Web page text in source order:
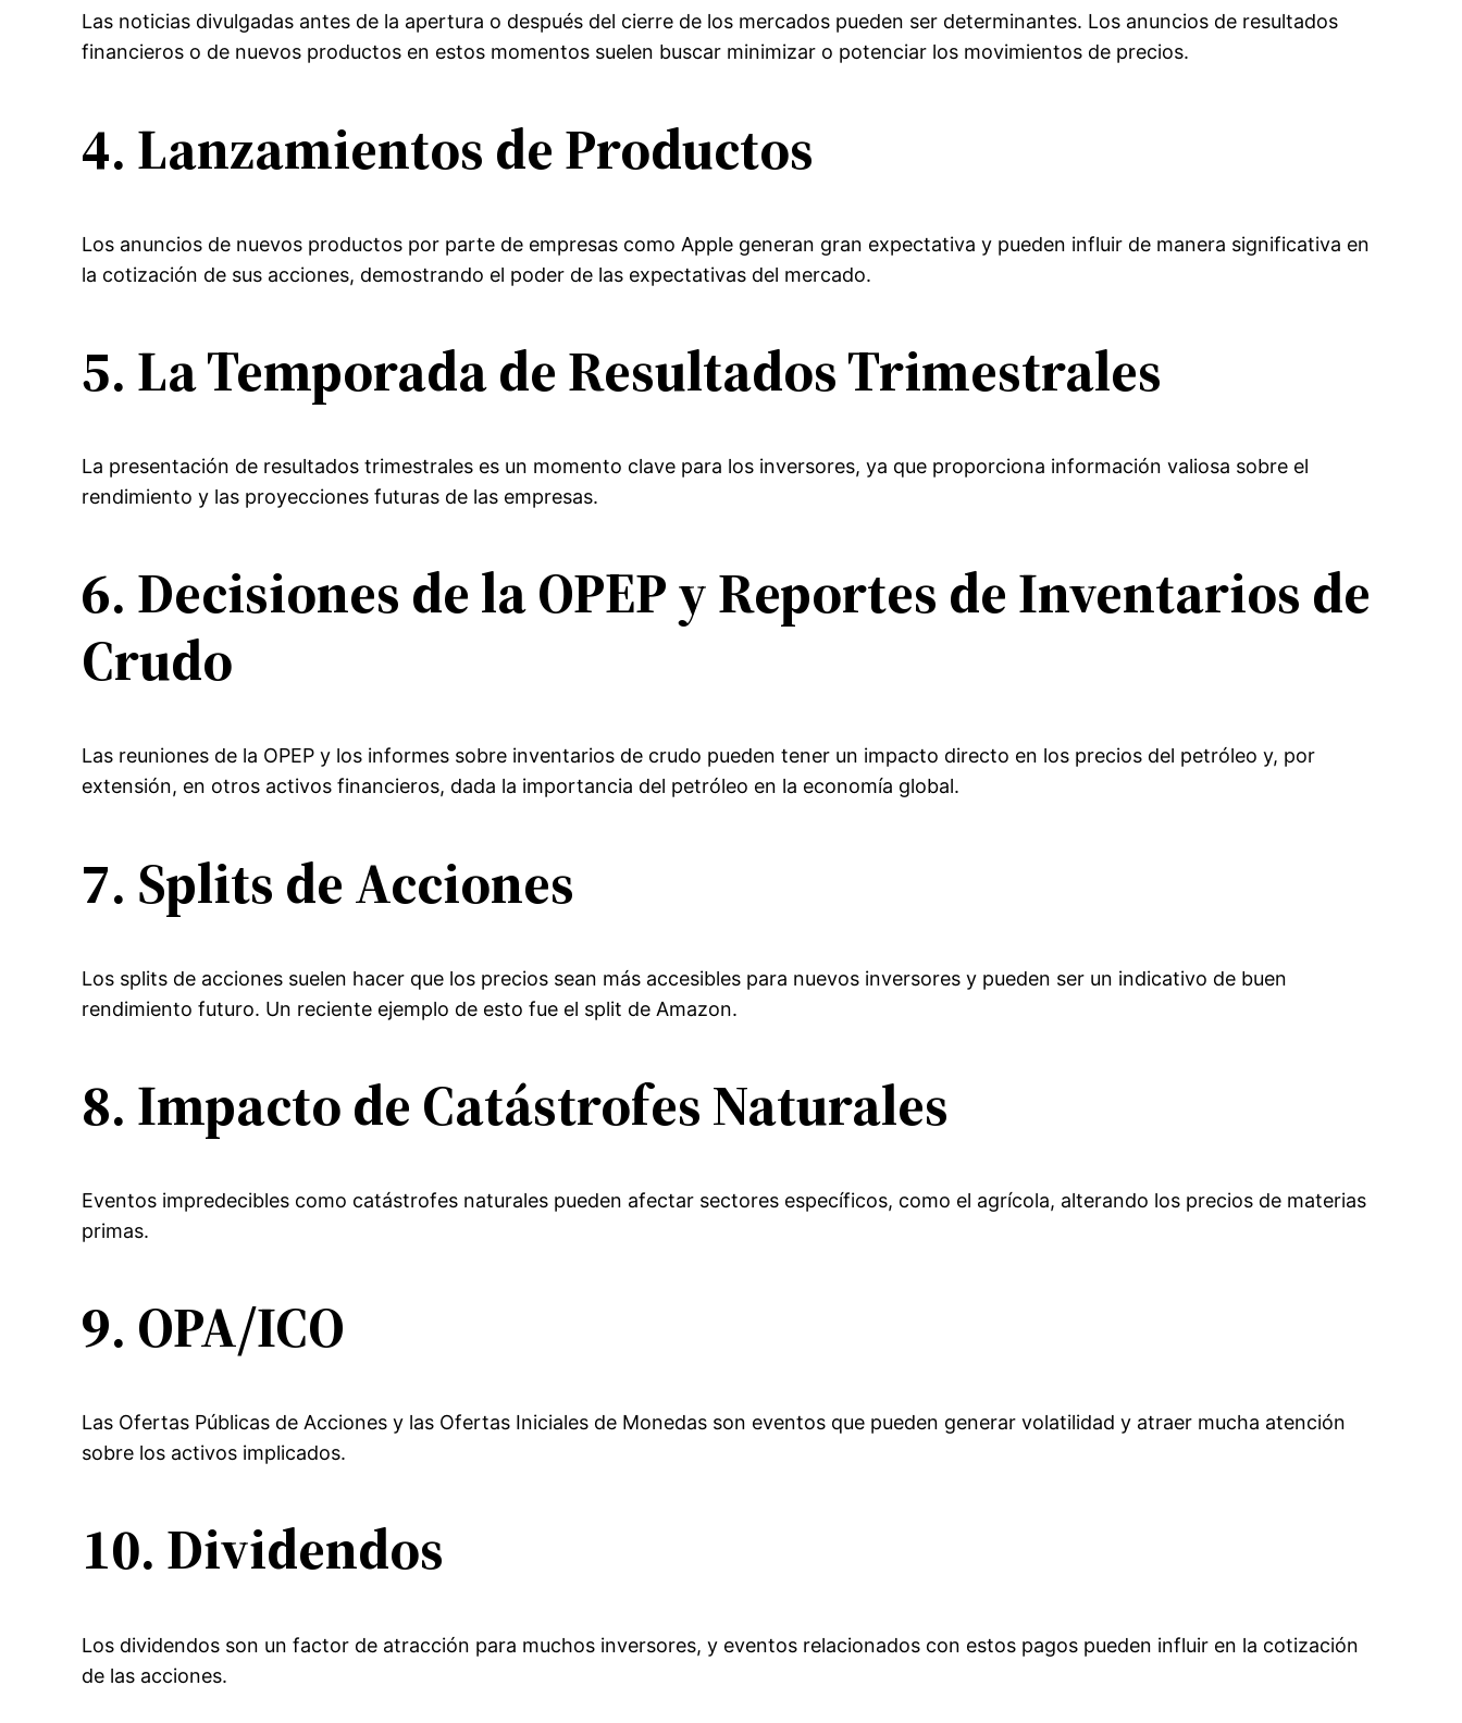
Las noticias divulgadas antes de la apertura o después del cierre de los mercados pueden ser determinantes. Los anuncios de resultados
financieros o de nuevos productos en estos momentos suelen buscar minimizar o potenciar los movimientos de precios.
4. Lanzamientos de Productos
Los anuncios de nuevos productos por parte de empresas como Apple generan gran expectativa y pueden influir de manera significativa en
la cotización de sus acciones, demostrando el poder de las expectativas del mercado.
5. La Temporada de Resultados Trimestrales
La presentación de resultados trimestrales es un momento clave para los inversores, ya que proporciona información valiosa sobre el
rendimiento y las proyecciones futuras de las empresas.
6. Decisiones de la OPEP y Reportes de Inventarios de
Crudo
Las reuniones de la OPEP y los informes sobre inventarios de crudo pueden tener un impacto directo en los precios del petróleo y, por
extensión, en otros activos financieros, dada la importancia del petróleo en la economía global.
7. Splits de Acciones
Los splits de acciones suelen hacer que los precios sean más accesibles para nuevos inversores y pueden ser un indicativo de buen
rendimiento futuro. Un reciente ejemplo de esto fue el split de Amazon.
8. Impacto de Catástrofes Naturales
Eventos impredecibles como catástrofes naturales pueden afectar sectores específicos, como el agrícola, alterando los precios de materias
primas.
9. OPA/ICO
Las Ofertas Públicas de Acciones y las Ofertas Iniciales de Monedas son eventos que pueden generar volatilidad y atraer mucha atención
sobre los activos implicados.
10. Dividendos
Los dividendos son un factor de atracción para muchos inversores, y eventos relacionados con estos pagos pueden influir en la cotización
de las acciones.